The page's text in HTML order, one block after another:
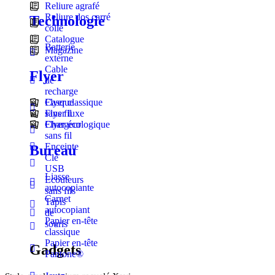
Reliure agrafé
Reliure dos carré
collé
Catalogue
Magazine
Flyer
Flyer classique
Flyer luxe
Flyer écologique
Bureau
Liasse
autocopiante
Carnet
autocopiant
Papier en-tête
classique
Papier en-tête
Pantone®
Technologie
Batterie
externe
Cable
de
recharge
Casque
sans fil
Chargeur
sans fil
Enceinte
Clé
USB
Ecouteurs
sans fils
Tapis
de
souris
Gadgets